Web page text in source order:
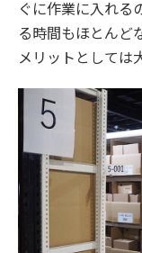
ぐに作業に入れる
る時間もほとんど
メリットとしては